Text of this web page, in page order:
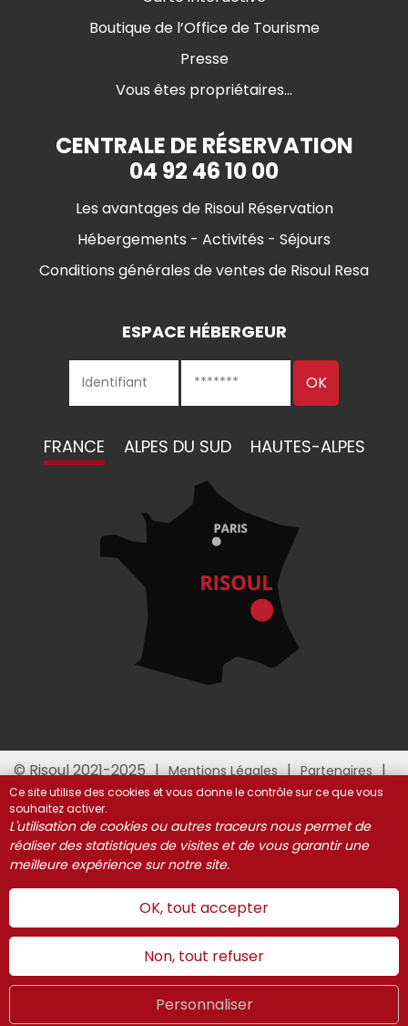
LIVE
Boutique de l’Office de Tourisme
Presse
Vous êtes propriétaires...
CENTRALE DE RÉSERVATION
04 92 46 10 00
Les avantages de Risoul Réservation
Hébergements - Activités - Séjours
Conditions générales de ventes de Risoul Resa
ESPACE HÉBERGEUR
FRANCE ALPES DU SUD HAUTES-ALPES
© Risoul 2021-2025 Mentions Légales
Partenaires
Gestion des cookies
Ce site utilise des cookies et vous donne le contrôle sur ce que vous
souhaitez activer.
L'utilisation de cookies ou autres traceurs nous permet de
réaliser des statistiques de visites et de vous garantir une
meilleure expérience sur notre site.
OK, tout accepter
Non, tout refuser
Personnaliser